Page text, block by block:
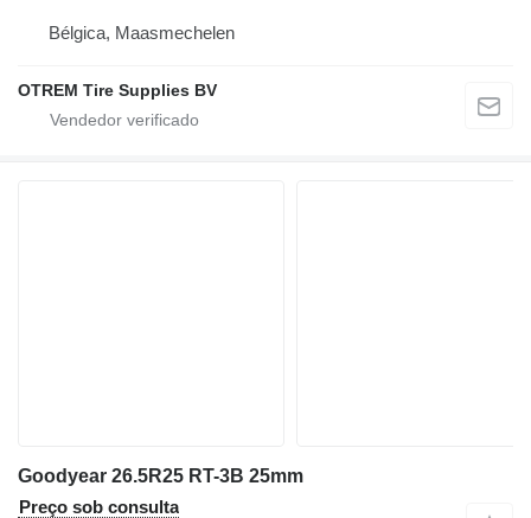
Bélgica, Maasmechelen
OTREM Tire Supplies BV
Goodyear 26.5R25 RT-3B 25mm
Preço sob consulta